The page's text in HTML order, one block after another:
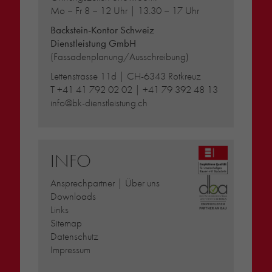
Mo – Fr 8 – 12 Uhr | 13.30 – 17 Uhr
Backstein-Kontor Schweiz
Dienstleistung GmbH
(Fassadenplanung/Ausschreibung)
Lettenstrasse 11d | CH-6343 Rotkreuz
T+41 41 792 02 02 |+41 79 392 48 13
info@bk-dienstleistung.ch
INFO
Ansprechpartner | Über uns
Downloads
Links
Sitemap
Datenschutz
Impressum